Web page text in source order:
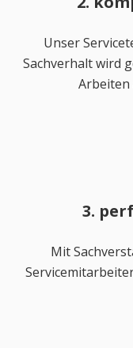
Unser
Sachverhalt wird
Arbeiten
3.
Mit